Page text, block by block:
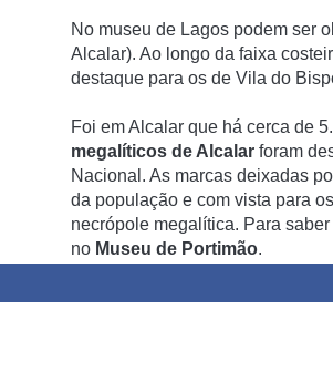
No museu de Lagos podem ser
Alcalar). Ao longo da faixa
destaque para os de Vila do
Foi em Alcalar que há cerca de
megalíticos de Alcalar foram
Nacional. As marcas deixadas
da população e com vista para
necrópole megalítica. Para
no Museu de Portimão.